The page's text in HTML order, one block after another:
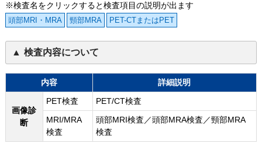
※検査名をクリックすると検査項目の説明が出ます
頭部MRI・MRA 頸部MRA PET-CTまたはPET
検査内容について
内容 詳細説明
画像診
断
PET検査
PET/CT検査
MRI/MRA
検査
頭部MRI検査／頭部MRA検査／頸部MRA
検査